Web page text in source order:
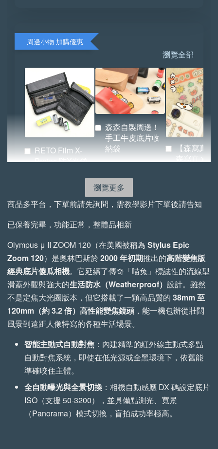
周邊小物 加購優惠
瀏覽全部
RETO Film X-
Protec 防X光袋
NT$ 855
- +
森森自製周邊！
手工牛皮底片收
納袋
NT$ 522
- +
【森寫真機
森寫真 x
NT$ 80
加入購物車
手工植鞣牛皮傘繩背帶 加購優惠
瀏覽全部
瀏覽更多
商品多平台，下單前請先詢問，需教學影片下單後請告知
已保養完畢，功能正常，整體品相新
Olympus μ II ZOOM 120（在美國被稱為 Stylus Epic
Zoom 120）是奧林巴斯於 2000 年初期推出的高階變焦版
經典底片傻瓜相機。它延續了傳奇「喵兔」標誌性的流線型
滑蓋外觀與強大的生活防水（Weatherproof） 設計。雖然
不是定焦大光圈版本，但它搭載了一顆高品質的 38mm 至
120mm（約 3.2 倍）高性能變焦鏡頭 ，能一機包辦從壯闊
風景到遠距人像特寫的各種生活場景。
智能主動式自動對焦 ：內建精準的紅外線主動式多點
自動對焦系統，即使在低光源或全黑環境下，依舊能
準確咬住主體。
全自動曝光與全景切換 ：相機自動感應 DX 碼設定底片
ISO（支援 50-3200），並具備點測光、寬景
（Panorama）模式切換，盲拍成功率極高。